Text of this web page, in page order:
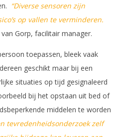
“Diverse sensoren zijn
op vallen te verminderen.
Gorp, facilitair manager.
toepassen, bleek vaak
geschikt maar bij een
situaties op tijd gesignaleerd
bij het opstaan uit bed of
middelen te worden
tevredenheidsonderzoek zelf